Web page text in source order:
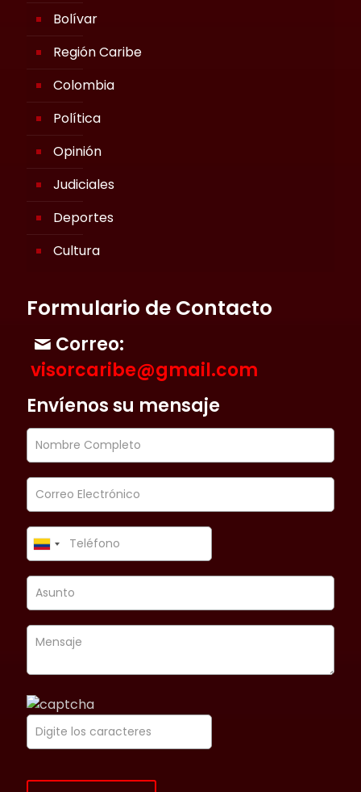
Bolívar
Región Caribe
Colombia
Política
Opinión
Judiciales
Deportes
Cultura
Formulario de Contacto
Correo:
visorcaribe@gmail.com
Envíenos su mensaje